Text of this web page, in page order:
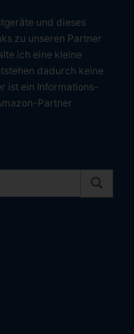
und dieses
zu unseren Partner
ich eine kleine
dadurch keine
ist ein Informations-
Partner